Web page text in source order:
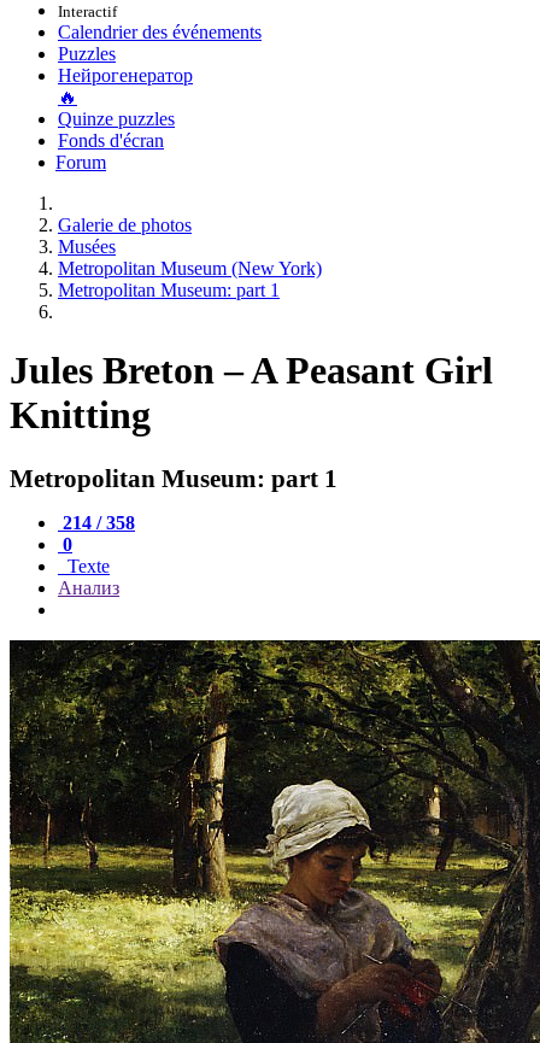
Interactif
Calendrier des événements
Puzzles
Нейрогенератор
🔥
Quinze puzzles
Fonds d'écran
Forum
Galerie de photos
Musées
Metropolitan Museum (New York)
Metropolitan Museum: part 1
Jules Breton – A Peasant Girl
Knitting
Metropolitan Museum: part 1
214 / 358
0
Texte
Анализ